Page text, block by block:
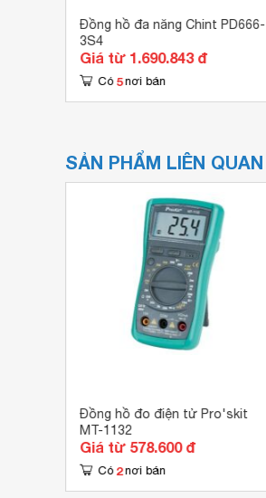
Đồng hồ đa năng Chint PD666-
3S4
Giá từ 1.690.843 đ
Có 5 nơi bán
SẢN PHẨM LIÊN QUAN
Đồng hồ đo điện tử Pro'skit
MT-1132
Giá từ 578.600 đ
Có 2 nơi bán